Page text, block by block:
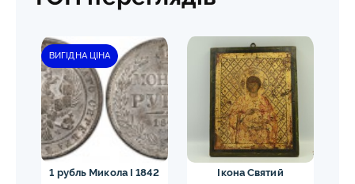
ВИГІДНА ЦІНА
1 рубль Микола I 1842
Ікона Святий